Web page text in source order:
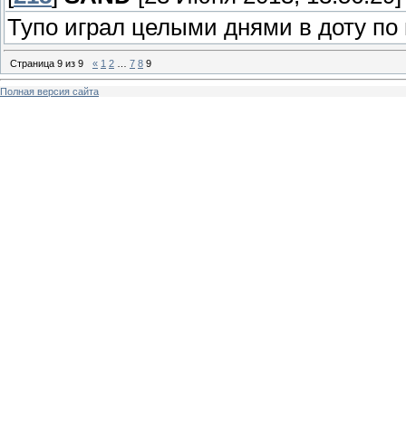
Тупо играл целыми днями в доту по
Страница 9 из 9 « 1 2 7 8 9
Полная версия сайта